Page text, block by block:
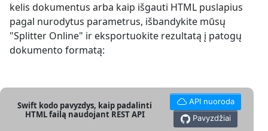
kelis dokumentus arba kaip išgauti HTML puslapius
pagal nurodytus parametrus, išbandykite mūsų
"Splitter Online" ir eksportuokite rezultatą į patogų
dokumento formatą:
Swift kodo pavyzdys, kaip padalinti
HTML failą naudojant REST API
API nuoroda
Pavyzdžiai